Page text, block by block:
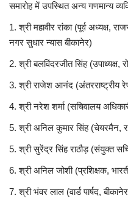
समारोह में उपस्थित अन्य गणमान्य
1. श्री महावीर रांका (पूर्व अध्यक्ष,
नगर सुधार न्यास बीकानेर)
2. श्री बलविंदरजीत सिंह
3. श्री राजेश आनंद (अंतरराष्ट्रीय
4. श्री नरेश शर्मा (सचिवालय
5. श्री अनिल कुमार सिंह (चेयरमैन,
5. श्री सुरेंद्र सिंह राठौड़ (संयुक्त
6. श्री अनिल जोशी (प्रशिक्षक,
7. श्री भंवर लाल (वार्ड पार्षद,